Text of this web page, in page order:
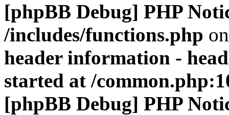
[phpBB Debug] PHP
/includes/functions.php
header information -
started at /
[phpBB Debug] PHP